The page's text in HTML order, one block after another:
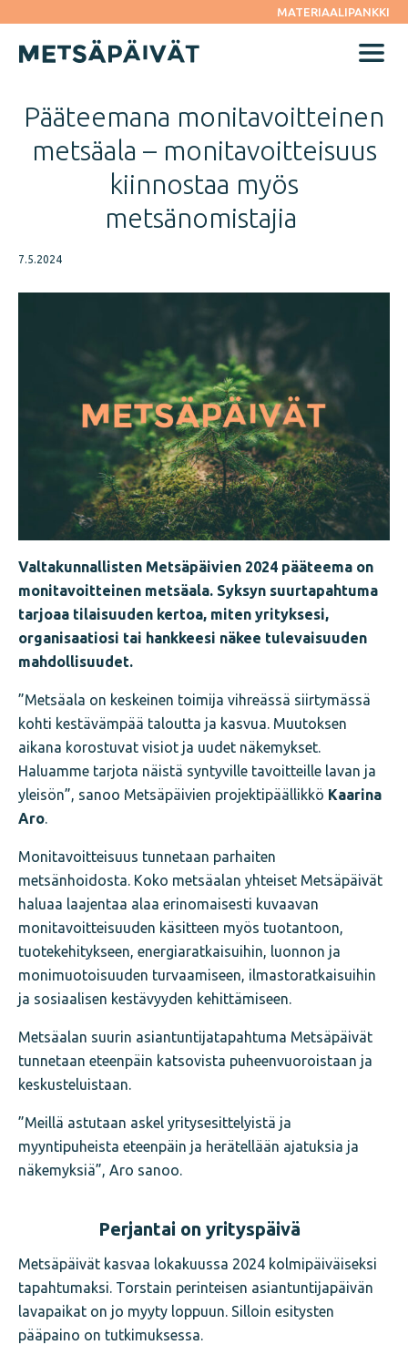
suoraan
MATERIAALIPANKKI
Menu
Pääteemana monitavoitteinen
metsäala – monitavoitteisuus
kiinnostaa myös
metsänomistajia
7.5.2024
Valtakunnallisten Metsäpäivien 2024 pääteema on
monitavoitteinen metsäala. Syksyn suurtapahtuma
tarjoaa tilaisuuden kertoa, miten yrityksesi,
organisaatiosi tai hankkeesi näkee tulevaisuuden
mahdollisuudet.
”Metsäala on keskeinen toimija vihreässä siirtymässä
kohti kestävämpää taloutta ja kasvua. Muutoksen
aikana korostuvat visiot ja uudet näkemykset.
Haluamme tarjota näistä syntyville tavoitteille lavan ja
yleisön”, sanoo Metsäpäivien projektipäällikkö Kaarina
Aro.
Monitavoitteisuus tunnetaan parhaiten
metsänhoidosta. Koko metsäalan yhteiset Metsäpäivät
haluaa laajentaa alaa erinomaisesti kuvaavan
monitavoitteisuuden käsitteen myös tuotantoon,
tuotekehitykseen, energiaratkaisuihin, luonnon ja
monimuotoisuuden turvaamiseen, ilmastoratkaisuihin
ja sosiaalisen kestävyyden kehittämiseen.
Metsäalan suurin asiantuntijatapahtuma Metsäpäivät
tunnetaan eteenpäin katsovista puheenvuoroistaan ja
keskusteluistaan.
”Meillä astutaan askel yritysesittelyistä ja
myyntipuheista eteenpäin ja herätellään ajatuksia ja
näkemyksiä”, Aro sanoo.
Perjantai on yrityspäivä
Metsäpäivät kasvaa lokakuussa 2024 kolmipäiväiseksi
tapahtumaksi. Torstain perinteisen asiantuntijapäivän
lavapaikat on jo myyty loppuun. Silloin esitysten
pääpaino on tutkimuksessa.